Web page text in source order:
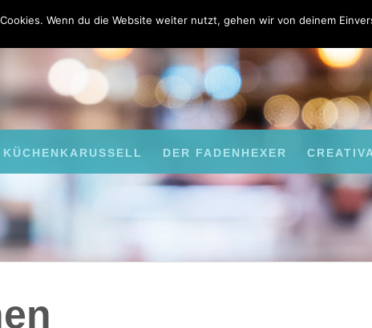
KÜCHENKARUSSELL DER FADENHEXER
Wenn du die Website weiter nutzt, gehen wir von deinem